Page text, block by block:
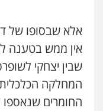
אלא שבסופו של
אין ממש בטענה
שבין יצחקי
המחלקה
החומרים